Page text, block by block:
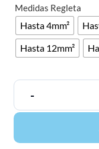
Medidas Regleta
Hasta 4mm²
Hasta 12mm²
-